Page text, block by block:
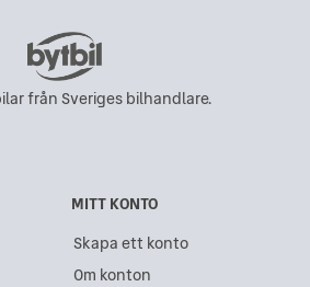
från Sveriges bilhandlare.
MITT KONTO
Skapa ett konto
Om konton